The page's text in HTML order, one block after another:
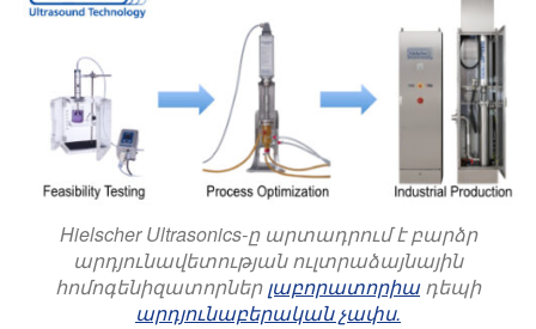
Hielscher Ultrasonics-ը արտադրում է բարձր
արդյունավետության ուլտրաձայնային
հոմոգենիզատորներլաբորատորիադեպի
արդյունաբերական չափս.